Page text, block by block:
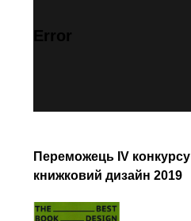
Error
Переможець IV
книжковий дизайн 2019